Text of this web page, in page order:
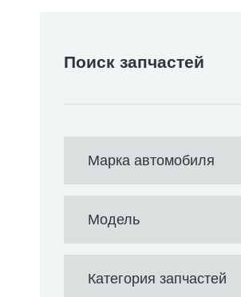
Поиск запчастей
Марка автомобиля
Модель
Категория запчастей